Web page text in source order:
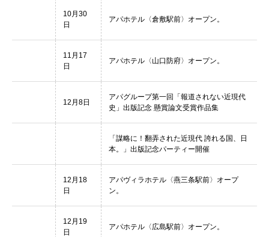
10月30
日
アパホテル〈倉敷駅前〉オープン。
11月17
日
アパホテル〈山口防府〉オープン。
12月8日
アパグループ第一回「報道されない近現代
史」出版記念 懸賞論文受賞作品集
「謀略に！翻弄された近現代 誇れる国、日
本。」出版記念パーティー開催
12月18
日
アパヴィラホテル〈燕三条駅前〉オープ
ン。
12月19
日
アパホテル〈広島駅前〉オープン。